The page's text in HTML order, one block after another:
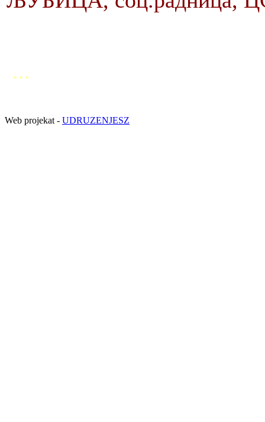
...
Web projekat - UDRUZENJESZ